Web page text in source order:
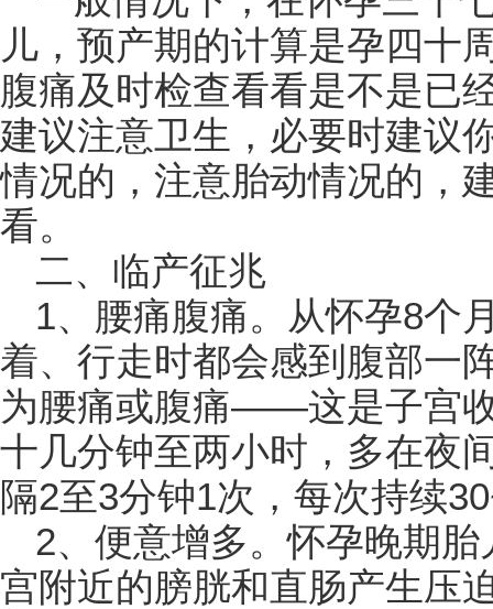
儿，预产期的计算是孕四十
腹痛及时检查看看是不是已
建议注意卫生，必要时建议
情况的，注意胎动情况的，
看。
二、临产征兆
1、腰痛腹痛。从怀孕8个
着、行走时都会感到腹部一
为腰痛或腹痛——这是子宫
十几分钟至两小时，多在夜
隔2至3分钟1次，每次持续
2、便意增多。怀孕晚期
宫附近的膀胱和直肠产生压